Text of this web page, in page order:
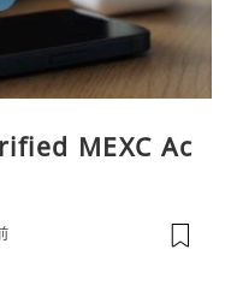
MEXC Ac